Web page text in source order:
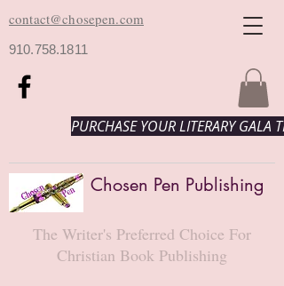
contact@chosepen.com
910.758.1811
PURCHASE YOUR LITERARY GALA
Chosen Pen Publishing
The Writer's Preferred Choice For
Christian Book Publishing